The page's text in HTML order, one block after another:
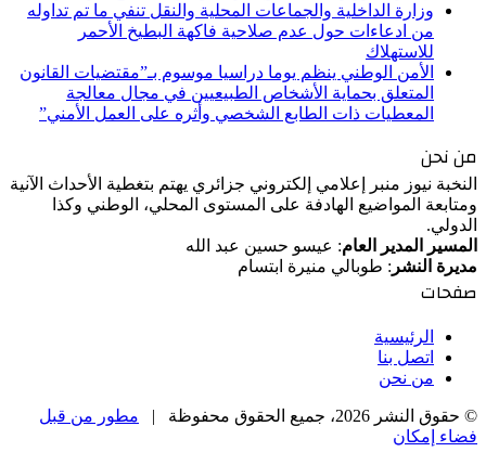
وزارة الداخلية والجماعات المحلية والنقل تنفي ما تم تداوله
من ادعاءات حول عدم صلاحية فاكهة البطيخ الأحمر
للاستهلاك
الأمن الوطني ينظم يوما دراسيا موسوم بـ”مقتضيات القانون
المتعلق بحماية الأشخاص الطبيعيين في مجال معالجة
المعطيات ذات الطابع الشخصي وأثره على العمل الأمني”
من نحن
النخبة نيوز منبر إعلامي إلكتروني جزائري يهتم بتغطية الأحداث الآنية
ومتابعة المواضيع الهادفة على المستوى المحلي، الوطني وكذا
الدولي.
المسير المدير العام: عيسو حسين عبد الله
مديرة النشر : طوبالي منيرة ابتسام
صفحات
الرئيسية
اتصل بنا
من نحن
© حقوق النشر 2026، جميع الحقوق محفوظة |
مطور من قبل
فضاء إمكان